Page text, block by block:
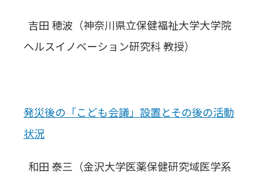
吉田 穂波（神奈川県立保健福祉大学大学院
ヘルスイノベーション研究科 教授）
発災後の「こども会議」設置とその後の活動
状況
和田 泰三（金沢大学医薬保健研究域医学系